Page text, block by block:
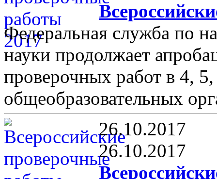
Федеральная служба по
науки продолжает
проверочных работ в 4, 5,
общеобразовательных
26.10.2017
26.10.2017